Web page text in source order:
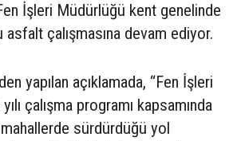
İşleri Müdürlüğü kent genelinde
asfalt çalışmasına devam ediyor.
yapılan açıklamada, “Fen İşleri
çalışma programı kapsamında
sürdürdüğü yol